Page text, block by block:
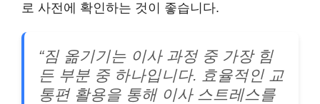
로 사전에 확인하는 것이 좋습니다.
“짐 옮기기는 이사 과정 중 가장 힘
든 부분 중 하나입니다. 효율적인 교
통편 활용을 통해 이사 스트레스를